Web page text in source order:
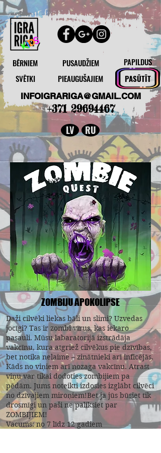
INFOIGRARIGA@GMAIL.COM
+371 29694467
BĒRNIEM PUSAUDŽIEM
PAPILDUS
SVĒTKI
PIEAUGUŠAJIEM PASŪTĪT
LV RU
ZOMBIJU APOKOLIPSE
Daži cilvēki liekas bāli un slimi? Uzvedas
jocīgi? Tas ir zombi vīrus, kas iekaro
pasauli. Mūsu labaratorijā izstrādāja
vakcīnu, kura atgriež cilvēkus pie dzīvības,
bet notika nelaime – zinātnieki arī inficējās.
Kāds no viņiem arī nozaga vakcīnu. Atrast
viņu var tikai dodoties zombijiem pa
pēdām. Jums noteikti izdosies izglābt cilvēci
no dzīvajiem miroņiem!Bet ja jūs būsiet tik
drosmīgi un paši ne paliksiet par
ZOMBIJIEM!
Vacums: no 7 līdz 12 gadiem